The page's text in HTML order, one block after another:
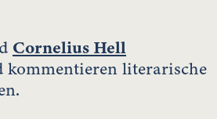
Cornelius Hell
kommentieren literarische